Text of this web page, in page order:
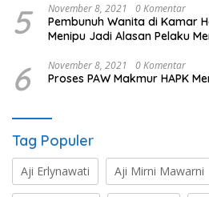
5 November 8, 2021 0 Komentar
Pembunuh Wanita di Kamar
Menipu Jadi Alasan Pelaku
6 November 8, 2021 0 Komentar
Proses PAW Makmur HAPK
Tag Populer
Aji Erlynawati Aji Mirni Mawarni